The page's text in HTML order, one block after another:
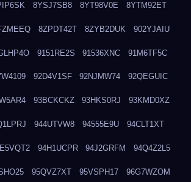
8YSJ7SB8 8YT98V0E 8YTM92ET
8ZPDT42T 8ZYB2DUK 902YJAIU
9151RE2S 91536XNC 91M6TF5C
92D4V1SF 92NJMW74 92QEGUIC
93BCKCKZ 93HKS0RJ 93KMD0XZ
944UTVW8 94555E9U 94CLT1XT
94H1UCPR 94J2GRFM 94Q4Z2L5
95QVZ7XT 95VSPH17 96G7WZOM